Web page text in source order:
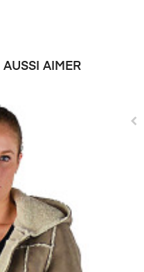
AIMER